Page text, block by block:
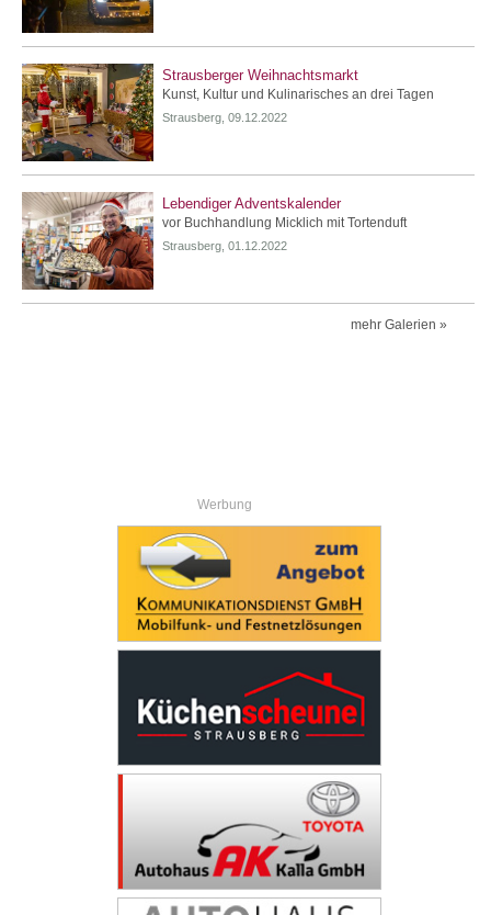
Strausberger Weihnachtsmarkt
Kunst, Kultur und Kulinarisches an drei Tagen
Strausberg, 09.12.2022
Lebendiger Adventskalender
vor Buchhandlung Micklich mit Tortenduft
Strausberg, 01.12.2022
mehr Galerien »
Werbung